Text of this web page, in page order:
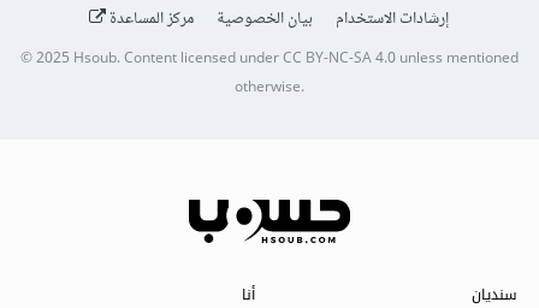
إرشادات الاستخدام
بيان الخصوصية مركز المساعدة
© 2025Hsoub.Content licensed underCC BY-NC-SA 4.0unless mentioned
otherwise.